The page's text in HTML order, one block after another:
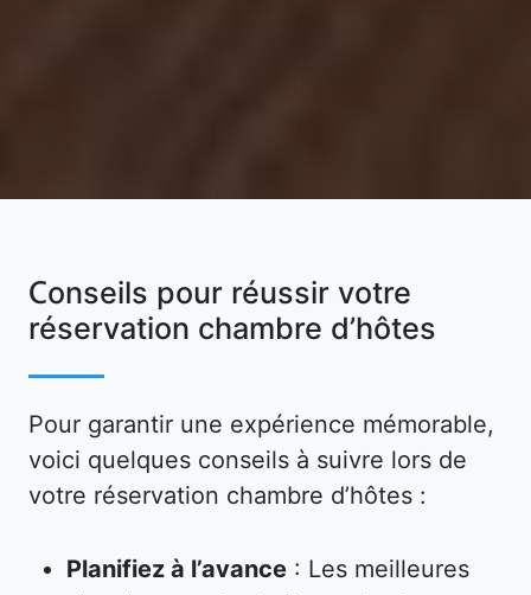
Conseils pour réussir votre
réservation chambre d’hôtes
Pour garantir une expérience mémorable,
voici quelques conseils à suivre lors de
votre réservation chambre d’hôtes :
Planifiez à l’avance : Les meilleures